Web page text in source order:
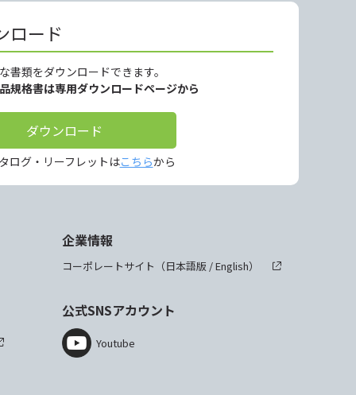
ロード
書類をダウンロードできます。
規格書は専用ダウンロードページから
ダウンロード
ログ・リーフレットはこちらから
企業情報
コーポレートサイト（日本語版 /English）
公式SNSアカウント
Youtube